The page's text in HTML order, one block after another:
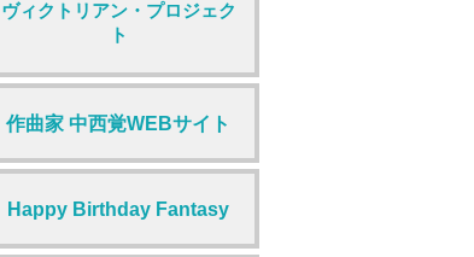
ヴィクトリアン・プロジェク
ト
作曲家 中西覚WEBサイト
Happy Birthday Fantasy